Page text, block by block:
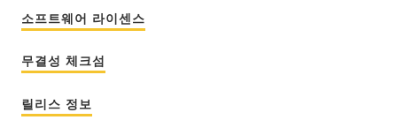
소프트웨어 라이센스
무결성 체크섬
릴리스 정보